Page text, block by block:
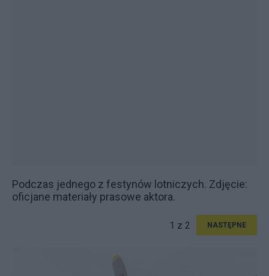
Podczas jednego z festynów lotniczych. Zdjęcie:
oficjane materiały prasowe aktora.
1 z 2 NASTĘPNE